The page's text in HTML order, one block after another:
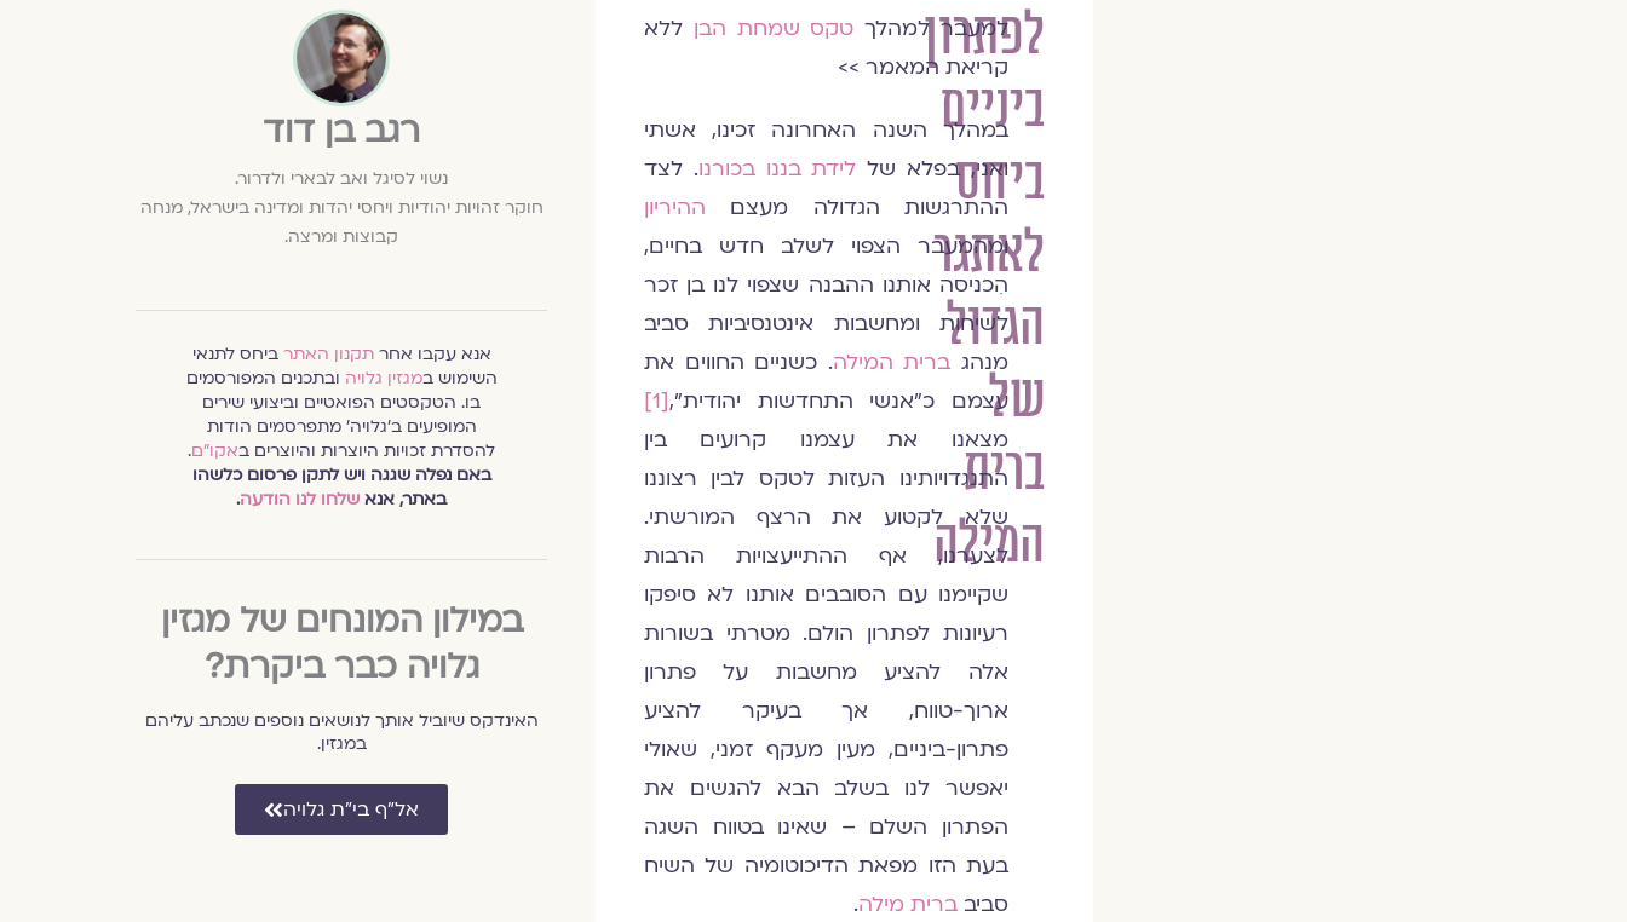
לפתרון
ביניים
ביחס
לאתגר
הגדול
של
ברית
המילה
למעבר למהלך טקס שמחת הבן ללא
קריאת המאמר >>
במהלך השנה האחרונה זכינו, אשתי
ואני, בפלא של לידת בננו בכורנו. לצד
ההתרגשות הגדולה מעצם ההיריון
ומהמעבר הצפוי לשלב חדש בחיים,
הִכניסה אותנו ההבנה שצפוי לנו בן זכר
לשיחות ומחשבות אינטנסיביות סביב
מנהג ברית המילה. כשניים החווים את
עצמם כ"אנשי התחדשות יהודית",[1]
מצאנו את עצמנו קרועים בין
התנגדויותינו העזות לטקס לבין רצוננו
שלא לקטוע את הרצף המורשתי.
לצערנו, אף ההתייעצויות הרבות
שקיימנו עם הסובבים אותנו לא סיפקו
רעיונות לפתרון הולם. מטרתי בשורות
אלה להציע מחשבות על פתרון
ארוך-טווח, אך בעיקר להציע
פתרון-ביניים, מעין מעקף זמני, שאולי
יאפשר לנו בשלב הבא להגשים את
הפתרון השלם – שאינו בטווח השגה
בעת הזו מפאת הדיכוטומיה של השיח
סביבברית מילה.
רגב בן דוד
נשוי לסיגל ואב לבארי ולדרור.
חוקר זהויות יהודיות ויחסי יהדות ומדינה בישראל, מנחה
קבוצות ומרצה.
אנא עקבו אחרתקנון האתר ביחס לתנאי
השימוש במגזין גלויה ובתכנים המפורסמים
בו. הטקסטים הפואטיים וביצועי שירים
המופיעים ב׳גלויה׳ מתפרסמים הודות
להסדרת זכויות היוצרות והיוצרים באקו״ם.
באם נפלה שגגה ויש לתקן פרסום כלשהו
באתר, אנא שלחו לנו הודעה.
במילון המונחים של מגזין
גלויה כבר ביקרת?
האינדקס שיוביל אותך לנושאים נוספים שנכתב עליהם
במגזין.
אל״ף בי״ת גלויה